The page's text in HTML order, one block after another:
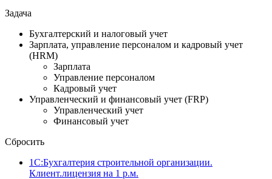
Задача
Бухгалтерский и налоговый учет
Зарплата, управление персоналом и кадровый учет
(HRM)
Зарплата
Управление персоналом
Кадровый учет
Управленческий и финансовый учет (FRP)
Управленческий учет
Финансовый учет
Сбросить
1С:Бухгалтерия строительной организации.
Клиент.лицензия на 1 р.м.